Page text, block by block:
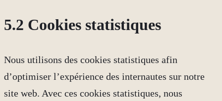
5.2 Cookies statistiques
Nous utilisons des cookies statistiques afin
d’optimiser l’expérience des internautes sur notre
site web. Avec ces cookies statistiques, nous